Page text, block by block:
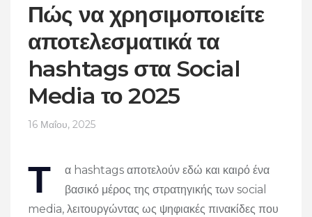
Πώς να χρησιμοποιείτε
αποτελεσματικά τα
hashtags στα Social
Media το 2025
16 Μαΐου, 2025
Τ
α hashtags αποτελούν εδώ και καιρό ένα
βασικό μέρος της στρατηγικής των social
media, λειτουργώντας ως ψηφιακές πινακίδες που